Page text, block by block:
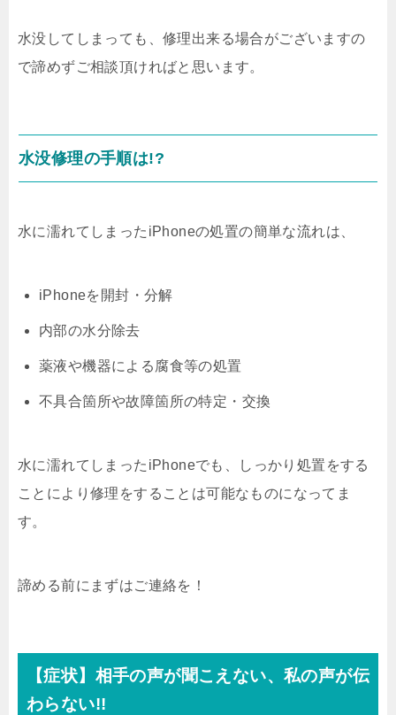
水没してしまっても、修理出来る場合がございますの
で諦めずご相談頂ければと思います。
水没修理の手順は!?
水に濡れてしまったiPhoneの処置の簡単な流れは、
iPhoneを開封・分解
内部の水分除去
薬液や機器による腐食等の処置
不具合箇所や故障箇所の特定・交換
水に濡れてしまったiPhoneでも、しっかり処置をする
ことにより修理をすることは可能なものになってま
す。
諦める前にまずはご連絡を！
【症状】相手の声が聞こえない、私の声が伝
わらない!!